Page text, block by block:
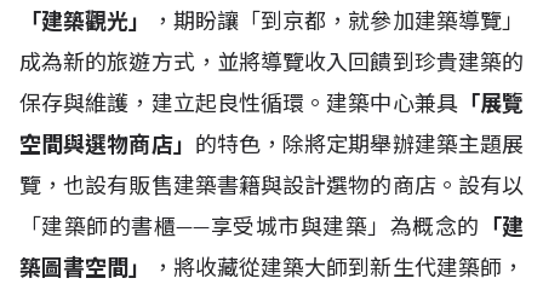
「建築觀光」
，期盼讓「到京都，就參加建築導覽」
成為新的旅遊方式，並將導覽收入回饋到珍貴建築的
保存與維護，建立起良性循環。建築中心兼具「展覽
空間與選物商店」 的特色，除將定期舉辦建築主題展
覽，也設有販售建築書籍與設計選物的商店。設有以
「建築師的書櫃——享受城市與建築」為概念的 「建
築圖書空間」
，將收藏從建築大師到新生代建築師，